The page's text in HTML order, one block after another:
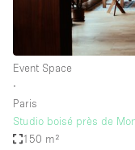
Event Space
∙
Paris
Studio boisé près de
150 m²